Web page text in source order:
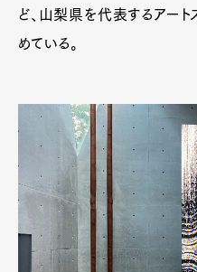
ど、山梨県を代表するアート
めている。